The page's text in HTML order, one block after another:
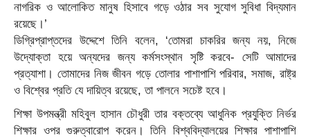
নাগরিক ও আলোকিত মানুষ হিসাবে গড়ে ওঠার সব সুযোগ সুবিধা বিদ্যমান
রয়েছে।’
ডিগ্রিপ্রাপ্তদের উদ্দেশে তিনি বলেন, ‘তোমরা চাকরির জন্য নয়, নিজে
উদ্যোক্তা হয়ে অন্যদের জন্য কর্মসংস্থান সৃষ্টি করবে- সেটি আমাদের
প্রত্যাশা। তোমাদের নিজ জীবন গড়ে তোলার পাশাপাশি পরিবার, সমাজ, রাষ্ট্র
ও বিশ্বের প্রতি যে দায়িত্ব রয়েছে, তা পালনে সচেষ্ট হবে।
শিক্ষা উপমন্ত্রী মহিবুল হাসান চৌধুরী তার বক্তব্যে আধুনিক প্রযুক্তি নির্ভর
শিক্ষার ওপর গুরুত্বারোপ করেন। তিনি বিশ্ববিদ্যালয়ের শিক্ষার পাশাপাশি